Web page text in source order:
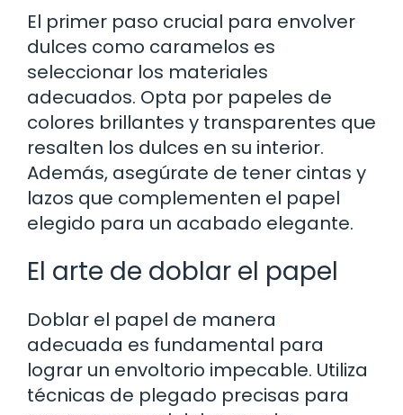
El primer paso crucial para envolver
dulces como caramelos es
seleccionar los materiales
adecuados. Opta por papeles de
colores brillantes y transparentes que
resalten los dulces en su interior.
Además, asegúrate de tener cintas y
lazos que complementen el papel
elegido para un acabado elegante.
El arte de doblar el papel
Doblar el papel de manera
adecuada es fundamental para
lograr un envoltorio impecable. Utiliza
técnicas de plegado precisas para